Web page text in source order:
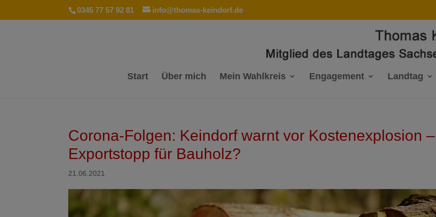
0345 77 57 92 81 info@thomas-keindorf.de
Start Über mich Mein Wahlkreis Engagement Landtag
Corona-Folgen: Keindorf warnt vor Kostenexplosion –
Exportstopp für Bauholz?
21.06.2021